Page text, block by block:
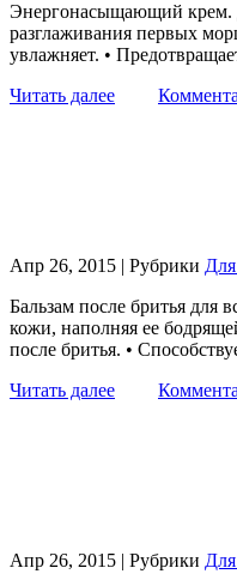
Энергонасыщающий крем.
разглаживания первых
увлажняет. •
Читать далее
Апр 26, 2015 | Рубрики
Бальзам после бритья для
кожи, наполняя ее
после бритья. •
Читать далее
Апр 26, 2015 | Рубрики